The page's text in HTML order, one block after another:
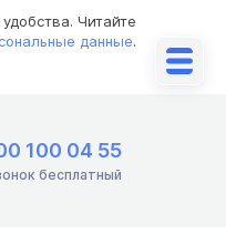
Читайте
данные.
100 04 55
бесплатный